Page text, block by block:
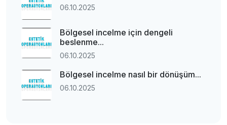
06.10.2025
Bölgesel incelme için dengeli
beslenme...
06.10.2025
Bölgesel incelme nasıl bir dönüşüm...
06.10.2025